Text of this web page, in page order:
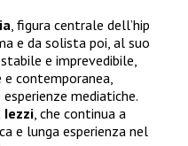
, figura centrale dell’hip
e da solista poi, al suo
e imprevedibile,
contemporanea,
mediatiche.
Iezzi, che continua a
e lunga esperienza nel